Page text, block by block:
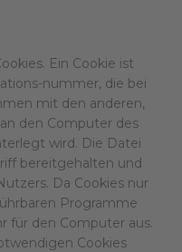
Ein Cookie ist
nummer, die bei
mit den anderen,
den Computer des
wird. Die Datei
bereitgehalten und
Da Cookies nur
Programme
für den Computer aus.
Cookies